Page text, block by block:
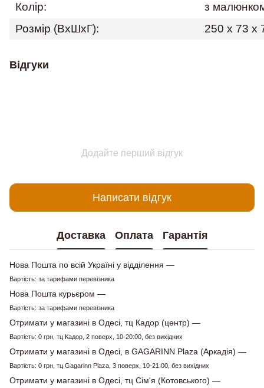
Колір:
з
Розмір (ВхШхГ):
250 x 73 x
Відгуки
Додайте перший відгук
Написати відгук
Доставка Оплата Гарантія
Нова Пошта по всій Україні у відділення —
Вартість: за тарифами перевізника
Нова Пошта курьєром —
Вартість: за тарифами перевізника
Отримати у магазині в Одесі, тц Кадор (центр) —
Вартість: 0 грн, тц Кадор, 2 поверх, 10-20:00, без вихідних
Отримати у магазині в Одесі, в GAGARINN Plaza (Аркадія) —
Вартість: 0 грн, тц Gagarinn Plaza, 3 поверх, 10-21:00, без вихідних
Отримати у магазині в Одесі, тц Сім'я (Котовського) —